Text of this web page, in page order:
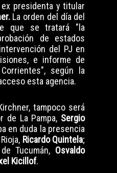
presidenta y titular
La orden del día del
que se tratará "la
de estados
del PJ en
e informe de
según la
esta agencia.
tampoco será
de La Pampa, Sergio
en duda la presencia
Ricardo Quintela;
Tucumán, Osvaldo
Kicillof.